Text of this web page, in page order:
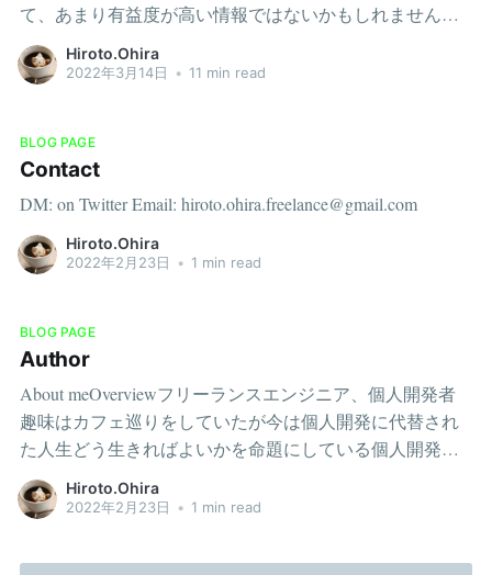
て、あまり有益度が高い情報ではないかもしれません。
特に各診断結果へのコメントには自分語りの内容が多く
なっています。暇なときの読み物として呼んでいただけ
診断テストです。性格的な強みを24個に分類し、15分程
の質問に答えるだけで自分の強みの順位がわかるとして
います。自分の場合は回答に20分ほどかかりました。 背
景にある理論としては、自分の性格をよく知っているほ
ど色々と人生上手くいきやすい、というレポートを根拠
けなのかまでは調べていませんが、たしかに自分の性格
を知ればより良い意思決定ができるだろうなと感じま
す。 無料で診断を受けることができます。追加でお金を
払うことにより「レポート」というものを購入・閲覧す
ることができます。調べても「レポート」というものの
内容がよくわからなかったのですが、無料でも24個の特
性のランキングと各特性の説明を見ることができます。
追加購入はしていません。 受けた背景自分の今後のキャ
Hiroto.Ohira
2022年3月14日 • 11 min read
BLOG PAGE
Contact
DM: on Twitter Email: hiroto.ohira.freelance@gmail.com
Hiroto.Ohira
2022年2月23日 • 1 min read
BLOG PAGE
Author
About meOverviewフリーランスエンジニア、個人開発者
趣味はカフェ巡りをしていたが今は個人開発に代替され
た人生どう生きればよいかを命題にしている個人開発に
ドハマリ中であり、自分が没頭できること = 楽しいこと
をやることに活路を見出し中ゆえに、最近は自分の興味
ーカー → 独学 → 受託・自社開発企業 → フリーランスエ
Hiroto.Ohira
2022年2月23日 • 1 min read